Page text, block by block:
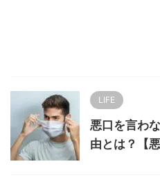
LIFE
悪口を言わ
由とは？【